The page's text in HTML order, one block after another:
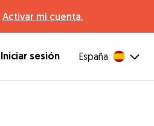
Activar mi cuenta.
Iniciar sesión España